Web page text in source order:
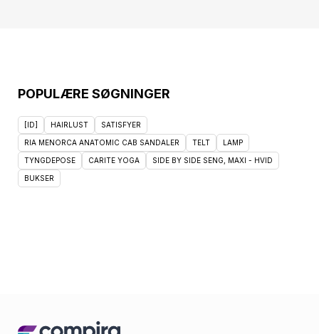
POPULÆRE SØGNINGER
[ID] HAIRLUST SATISFYER
RIA MENORCA ANATOMIC CAB SANDALER TELT LAMP
TYNGDEPOSE CARITE YOGA SIDE BY SIDE SENG, MAXI - HVID
BUKSER